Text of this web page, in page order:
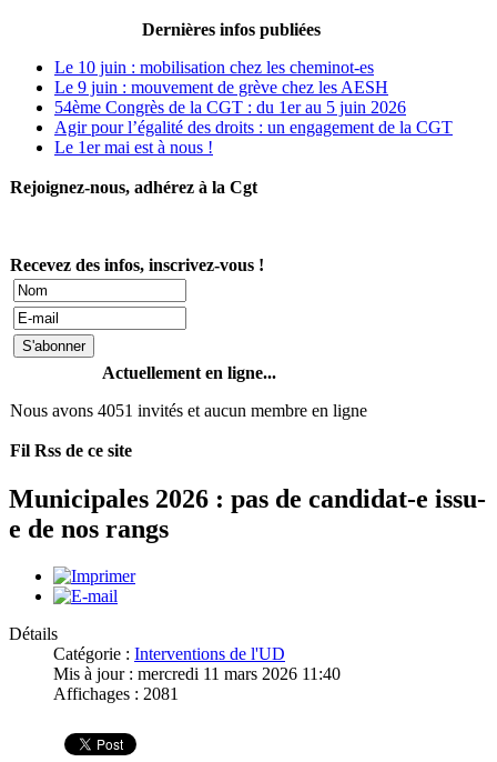
Dernières infos publiées
Le 10 juin : mobilisation chez les cheminot-es
Le 9 juin : mouvement de grève chez les AESH
54ème Congrès de la CGT : du 1er au 5 juin 2026
Agir pour l’égalité des droits : un engagement de la CGT
Le 1er mai est à nous !
Rejoignez-nous, adhérez à la Cgt
Recevez des infos, inscrivez-vous !
Actuellement en ligne...
Nous avons 4051 invités et aucun membre en ligne
Fil Rss de ce site
Municipales 2026 : pas de candidat-e issu-
e de nos rangs
Détails
Catégorie : Interventions de l'UD
Mis à jour : mercredi 11 mars 2026 11:40
Affichages : 2081